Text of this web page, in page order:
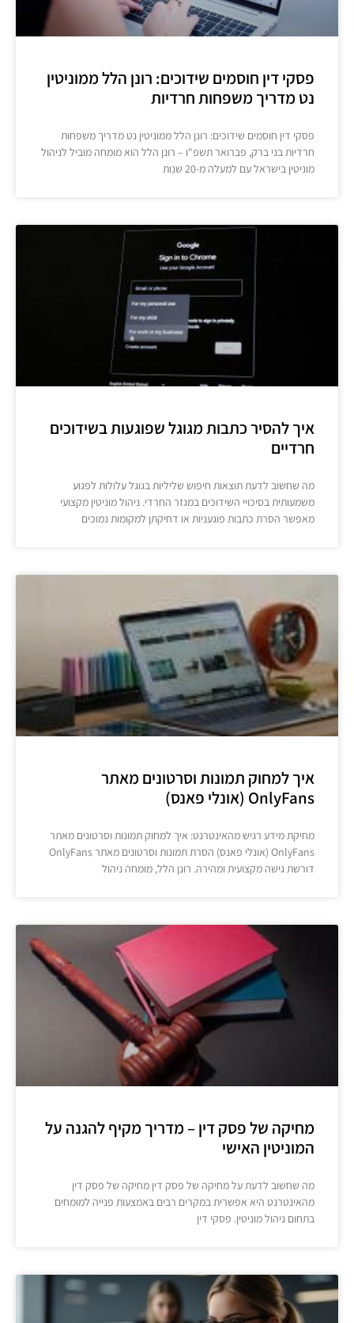
פסקי דין חוסמים שידוכים: רונן הלל ממוניטין
נט מדריך משפחות חרדיות
פסקי דין חוסמים שידוכים: רונן הלל ממוניטין נט מדריך משפחות
חרדיות בני ברק, פברואר תשפ"ו – רונן הלל הוא מומחה מוביל לניהול
מוניטין בישראל עם למעלה מ-20 שנות
איך להסיר כתבות מגוגל שפוגעות בשידוכים
חרדיים
מה שחשוב לדעת תוצאות חיפוש שליליות בגוגל עלולות לפגוע
משמעותית בסיכויי השידוכים במגזר החרדי. ניהול מוניטין מקצועי
מאפשר הסרת כתבות פוגעניות או דחיקתן למקומות נמוכים
איך למחוק תמונות וסרטונים מאתר
OnlyFans (אונלי פאנס)
מחיקת מידע רגיש מהאינטרנט: איך למחוק תמונות וסרטונים מאתר
OnlyFans (אונלי פאנס) הסרת תמונות וסרטונים מאתר OnlyFans
דורשת גישה מקצועית ומהירה. רונן הלל, מומחה ניהול
מחיקה של פסק דין – מדריך מקיף להגנה על
המוניטין האישי
מה שחשוב לדעת על מחיקה של פסק דין מחיקה של פסק דין
מהאינטרנט היא אפשרית במקרים רבים באמצעות פנייה למומחים
בתחום ניהול מוניטין. פסקי דין